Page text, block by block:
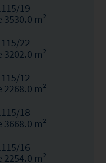
19
m²
22
m²
12
m²
18
m²
16
m²